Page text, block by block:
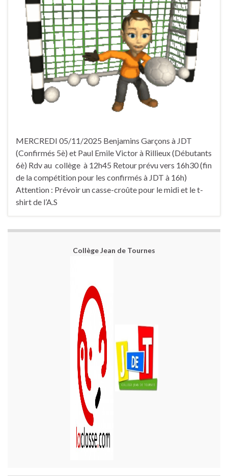
MERCREDI 05/11/2025 Benjamins Garçons à JDT
(Confirmés 5è) et Paul Emile Victor à Rillieux (Débutants
6è) Rdv au collège à 12h45 Retour prévu vers 16h30 (fin
de la compétition pour les confirmés à JDT à 16h)
Attention : Prévoir un casse-croûte pour le midi et le t-
shirt de l’A.S
Collège Jean de Tournes